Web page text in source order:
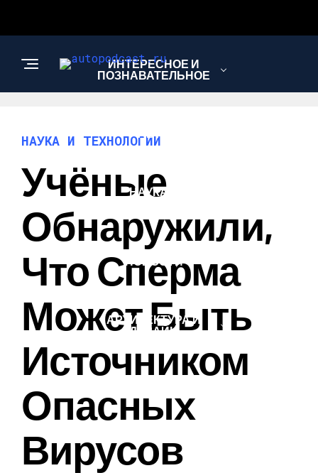
ИНТЕРЕСНОЕ И
ПОЗНАВАТЕЛЬНОЕ
АВТО
НАУКА И
НОВОСТИ
АРХИТЕКТУРА И
ДИЗАЙН
НАУКА И ТЕХНОЛОГИИ
Учёные
Обнаружили,
Что Сперма
Может Быть
Источником
Опасных
Вирусов